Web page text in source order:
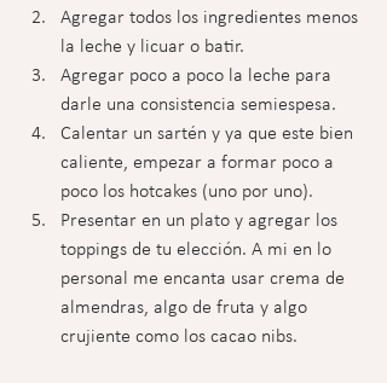
Agregar todos los ingredientes menos
la leche y licuar o batir.
Agregar poco a poco la leche para
darle una consistencia semiespesa.
Calentar un sartén y ya que este bien
caliente, empezar a formar poco a
poco los hotcakes (uno por uno).
Presentar en un plato y agregar los
toppings de tu elección. A mi en lo
personal me encanta usar crema de
almendras, algo de fruta y algo
crujiente como los cacao nibs.